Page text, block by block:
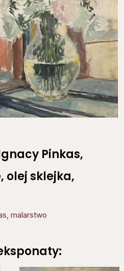
Pinkas,
olej sklejka,
, malarstwo